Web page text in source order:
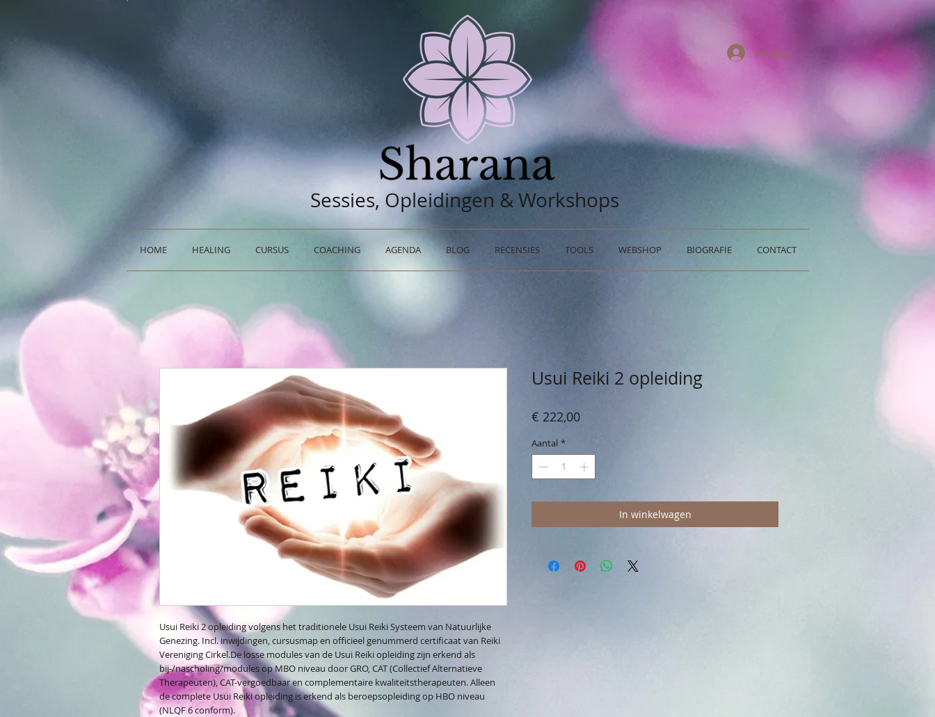
Sessies, Opleidingen & Workshops
HOME HEALING CURSUS COACHING AGENDA BLOG RECENSIES TOOLS WEBSHOP BIOGRAFIE CONTACT
Inloggen
Usui Reiki 2 opleiding volgens het traditionele Usui Reiki Systeem van Natuurlijke
Genezing. Incl. inwijdingen, cursusmap en officieel genummerd certificaat van Reiki
Vereniging Cirkel.De losse modules van de Usui Reiki opleiding zijn erkend als
bij-/nascholing/modules op MBO niveau door GRO, CAT (Collectief Alternatieve
Therapeuten), CAT-vergoedbaar en complementaire kwaliteitstherapeuten. Alleen
de complete Usui Reiki opleiding is erkend als beroepsopleiding op HBO niveau
(NLQF 6 conform).​
Usui Reiki 2 opleiding
€ 222,00Prijs
Aantal *
In winkelwagen